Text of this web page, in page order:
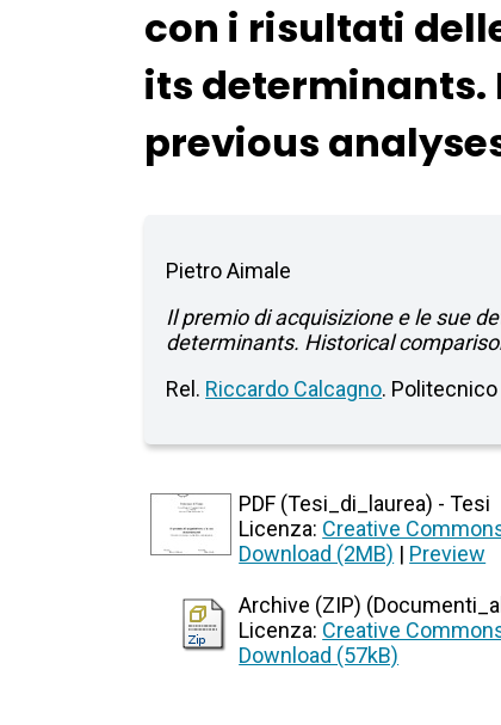
con i risultati
its determinants.
previous
Pietro Aimale
Il premio di acquisizione e le sue
determinants. Historical
Rel. Riccardo Calcagno.
PDF (Tesi_di_laurea) - Tesi
Licenza: Creative
Download (2MB) | Preview
Archive (ZIP)
Licenza: Creative
Download (57kB)